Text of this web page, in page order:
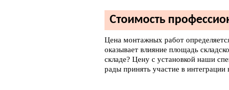
Стоимость
Цена монтажных работ
оказывает влияние площадь
складе? Цену с установкой наши
рады принять участие в